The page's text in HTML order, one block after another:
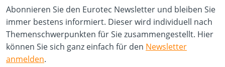
Abonnieren Sie den Eurotec Newsletter und bleiben Sie
immer bestens informiert. Dieser wird individuell nach
Themenschwerpunkten für Sie zusammengestellt. Hier
können Sie sich ganz einfach für den Newsletter
anmelden.